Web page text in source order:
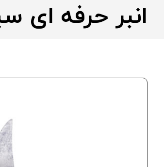
انبر حرفه